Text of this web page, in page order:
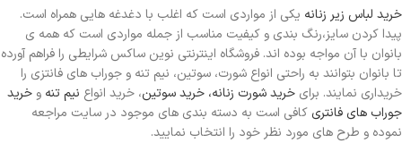
خرید لباس زیر زنانه یکی از مواردی است که اغلب با دغدغه هایی همراه است.
پیدا کردن سایز،رنگ بندی و کیفیت مناسب از جمله مواردی است که همه ی
بانوان با آن مواجه بوده اند. فروشگاه اینترنتی نوین ساکس شرایطی را فراهم آورده
تا بانوان بتوانند به راحتی انواع شورت، سوتین، نیم تنه و جوراب های فانتزی را
خریداری نمایند. برای خرید شورت زنانه، خرید سوتین، خرید انواع نیم تنه و خرید
جوراب های فانتری کافی است به دسته بندی های موجود در سایت مراجعه
نموده و طرح های مورد نظر خود را انتخاب نمایید.